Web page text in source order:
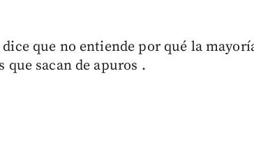
dice que no entiende por qué la
que sacan de apuros .